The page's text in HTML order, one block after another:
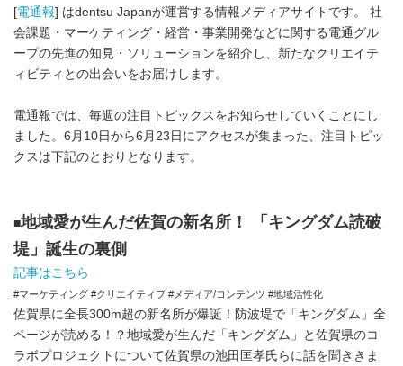
[電通報] はdentsu Japanが運営する情報メディアサイトです。 社
会課題・マーケティング・経営・事業開発などに関する電通グル
ープの先進の知見・ソリューションを紹介し、新たなクリエイテ
ィビティとの出会いをお届けします。
電通報では、毎週の注目トピックスをお知らせしていくことにし
ました。6月10日から6月23日にアクセスが集まった、注目トピッ
クスは下記のとおりとなります。
■地域愛が生んだ佐賀の新名所！ 「キングダム読破
堤」誕生の裏側
記事はこちら
#マーケティング #クリエイティブ #メディア/コンテンツ #地域活性化
佐賀県に全長300m超の新名所が爆誕！防波堤で「キングダム」全
ページが読める！？地域愛が生んだ「キングダム」と佐賀県のコ
ラボプロジェクトについて佐賀県の池田匡孝氏らに話を聞ききま